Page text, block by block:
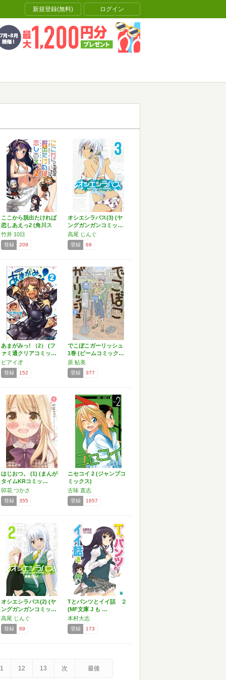
新規登録(無料) ログイン
ここから脱出たければ
恋しあえっ2 (角川ス
ニ…
竹井 10日
登録 209
オシエシラバス(3) (ヤ
ングガンガンコミッ…
高尾 じんぐ
登録 69
あまがみっ! （2） (フ
ァミ通クリアコミッ…
ピアイ才
登録 152
でこぼこガーリッシュ
1巻 (ビームコミック…
原 鮎美
登録 377
はじおつ。 (1) (まんが
タイムKRコミッ…
卯花 つかさ
登録 355
ニセコイ 2 (ジャンプコ
ミックス)
古味 直志
登録 1657
オシエシラバス(2) (ヤ
ングガンガンコミッ…
高尾 じんぐ
登録 89
Tとパンツとイイ話 ２
(MF文庫 J も …
本村大志
登録 173
12 13 次 最後